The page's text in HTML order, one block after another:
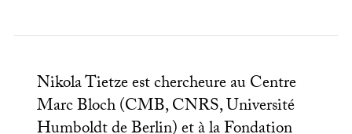
Nikola Tietze est chercheure au Centre
Marc Bloch (CMB,CNRS, Université